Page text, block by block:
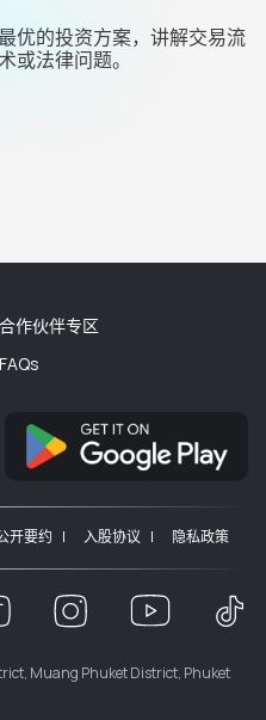
优的投资方案，讲解交易流
或法律问题。
合作伙伴专区
FAQs
开要约 | 入股协议 | 隐私政策
Muang Phuket District, Phuket